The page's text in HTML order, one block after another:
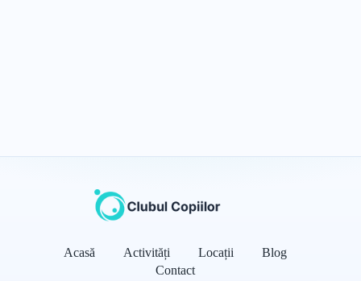
Acasă Activități Locații
Blog
Contact